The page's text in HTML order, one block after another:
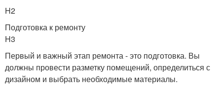
H2
Подготовка к ремонту
H3
Первый и важный этап ремонта - это подготовка. Вы
должны провести разметку помещений, определиться с
дизайном и выбрать необходимые материалы.